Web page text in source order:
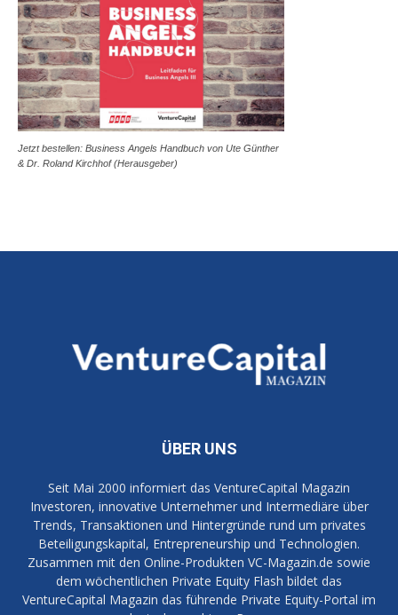
Jetzt bestellen: Business Angels Handbuch von Ute Günther
& Dr. Roland Kirchhof (Herausgeber)
ÜBER UNS
Seit Mai 2000 informiert das VentureCapital Magazin
Investoren, innovative Unternehmer und Intermediäre über
Trends, Transaktionen und Hintergründe rund um privates
Beteiligungskapital, Entrepreneurship und Technologien.
Zusammen mit den Online-Produkten VC-Magazin.de sowie
dem wöchentlichen Private Equity Flash bildet das
VentureCapital Magazin das führende Private Equity-Portal im